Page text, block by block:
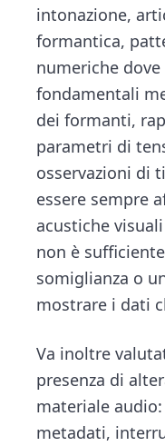
intonazione,
formantica,
numeriche
fondamentali
dei formanti,
parametri di
osservazioni di
essere sempre
acustiche
non è
somiglianza o
mostrare i dati
Va inoltre
presenza di
materiale
metadati,